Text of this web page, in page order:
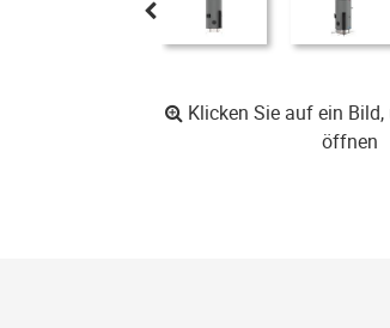
Klicken Sie auf ein
öffnen